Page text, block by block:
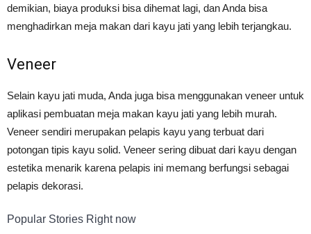
demikian, biaya produksi bisa dihemat lagi, dan Anda bisa
menghadirkan meja makan dari kayu jati yang lebih terjangkau.
Veneer
Selain kayu jati muda, Anda juga bisa menggunakan veneer untuk
aplikasi pembuatan meja makan kayu jati yang lebih murah.
Veneer sendiri merupakan pelapis kayu yang terbuat dari
potongan tipis kayu solid. Veneer sering dibuat dari kayu dengan
estetika menarik karena pelapis ini memang berfungsi sebagai
pelapis dekorasi.
Popular Stories Right now